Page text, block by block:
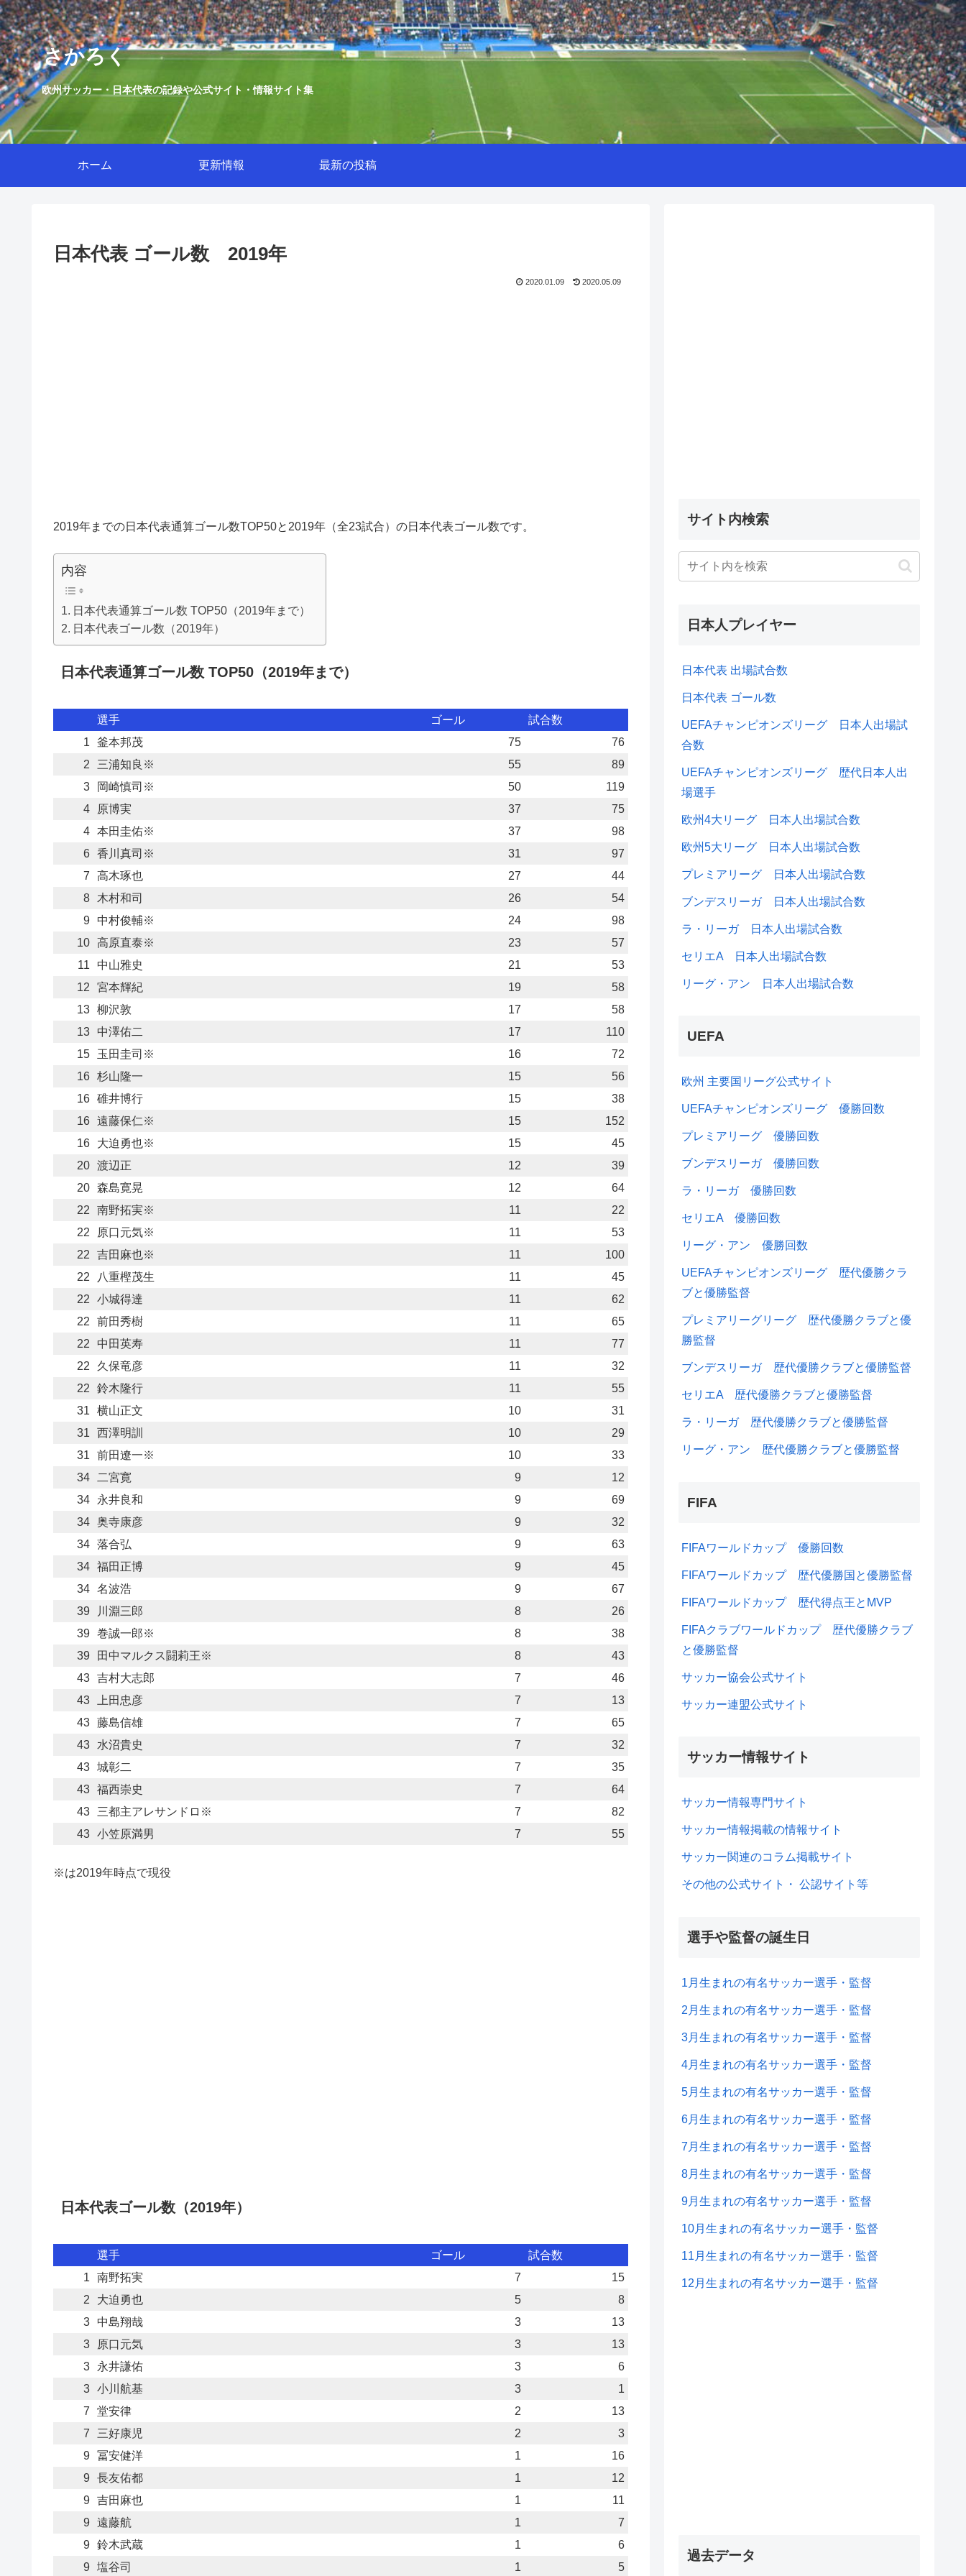
さかろく
欧州サッカー・日本代表の記録や公式サイト・情報サイト集
ホーム 更新情報 最新の投稿
日本代表 ゴール数 2019年
2020.01.09 2020.05.09
2019年までの日本代表通算ゴール数TOP50と2019年（全23試合）の日本代表ゴール数です。
内容
日本代表通算ゴール数 TOP50（2019年まで）
日本代表ゴール数（2019年）
日本代表通算ゴール数 TOP50（2019年まで）
選手 ゴール
試合数
1
釜本邦茂 75
76
2
三浦知良※ 55
89
3
岡崎慎司※ 50
119
4
原博実 37
75
4 本田圭佑※ 37
98
6 香川真司※ 31
97
7
高木琢也 27
44
8
木村和司 26
54
9
中村俊輔※ 24
98
10 高原直泰※ 23
57
11
中山雅史 21
53
12
宮本輝紀 19
58
13 柳沢敦 17
58
13
中澤佑二 17
110
15
玉田圭司※ 16
72
16 杉山隆一 15
56
16 碓井博行 15
38
16 遠藤保仁※ 15
152
16
大迫勇也※ 15
45
20 渡辺正 12
39
20 森島寛晃 12
64
22
南野拓実※ 11
22
22
原口元気※ 11
53
22
吉田麻也※ 11
100
22
八重樫茂生 11
45
22
小城得達 11
62
22
前田秀樹 11
65
22
中田英寿 11
77
22
久保竜彦 11
32
22
鈴木隆行 11
55
31
横山正文 10
31
31
西澤明訓 10
29
31
前田遼一※ 10
33
34
二宮寛 9
12
34
永井良和 9
69
34 奥寺康彦 9
32
34 落合弘 9
63
34 福田正博 9
45
34 名波浩 9
67
39
川淵三郎 8
26
39 巻誠一郎※ 8
38
39
田中マルクス闘莉王※ 8
43
43 吉村大志郎 7
46
43
上田忠彦 7
13
43 藤島信雄 7
65
43
水沼貴史 7
32
43 城彰二 7
35
43 福西崇史 7
64
43
三都主アレサンドロ※ 7
82
43 小笠原満男 7 55
※は2019年時点で現役
日本代表ゴール数（2019年）
選手 ゴール
試合数
1
南野拓実 7
15
2
大迫勇也 5
8
3
中島翔哉 3
13
3
原口元気 3
13
3
永井謙佑 3
6
3 小川航基 3
1
7
堂安律 2
13
7
三好康児 2
3
9 冨安健洋 1
16
9
長友佑都 1
12
9 吉田麻也 1
11
9
遠藤航 1
7
9 鈴木武蔵 1
6
9
塩谷司 1 5
サイト内検索
日本人プレイヤー
日本代表 出場試合数
日本代表 ゴール数
UEFAチャンピオンズリーグ 日本人出場試
合数
UEFAチャンピオンズリーグ 歴代日本人出
場選手
欧州4大リーグ 日本人出場試合数
欧州5大リーグ 日本人出場試合数
プレミアリーグ 日本人出場試合数
ブンデスリーガ 日本人出場試合数
ラ・リーガ 日本人出場試合数
セリエA 日本人出場試合数
リーグ・アン 日本人出場試合数
UEFA
欧州 主要国リーグ公式サイト
UEFAチャンピオンズリーグ 優勝回数
プレミアリーグ 優勝回数
ブンデスリーガ 優勝回数
ラ・リーガ 優勝回数
セリエA 優勝回数
リーグ・アン 優勝回数
UEFAチャンピオンズリーグ 歴代優勝クラ
ブと優勝監督
プレミアリーグリーグ 歴代優勝クラブと優
勝監督
ブンデスリーガ 歴代優勝クラブと優勝監督
セリエA 歴代優勝クラブと優勝監督
ラ・リーガ 歴代優勝クラブと優勝監督
リーグ・アン 歴代優勝クラブと優勝監督
FIFA
FIFAワールドカップ 優勝回数
FIFAワールドカップ 歴代優勝国と優勝監督
FIFAワールドカップ 歴代得点王とMVP
FIFAクラブワールドカップ 歴代優勝クラブ
と優勝監督
サッカー協会公式サイト
サッカー連盟公式サイト
サッカー情報サイト
サッカー情報専門サイト
サッカー情報掲載の情報サイト
サッカー関連のコラム掲載サイト
その他の公式サイト・ 公認サイト等
選手や監督の誕生日
1月生まれの有名サッカー選手・監督
2月生まれの有名サッカー選手・監督
3月生まれの有名サッカー選手・監督
4月生まれの有名サッカー選手・監督
5月生まれの有名サッカー選手・監督
6月生まれの有名サッカー選手・監督
7月生まれの有名サッカー選手・監督
8月生まれの有名サッカー選手・監督
9月生まれの有名サッカー選手・監督
10月生まれの有名サッカー選手・監督
11月生まれの有名サッカー選手・監督
12月生まれの有名サッカー選手・監督
過去データ